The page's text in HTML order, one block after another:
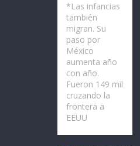
*Las infancias
también
migran. Su
paso por
México
aumenta año
con año.
Fueron 149 mil
cruzando la
frontera a
EEUU